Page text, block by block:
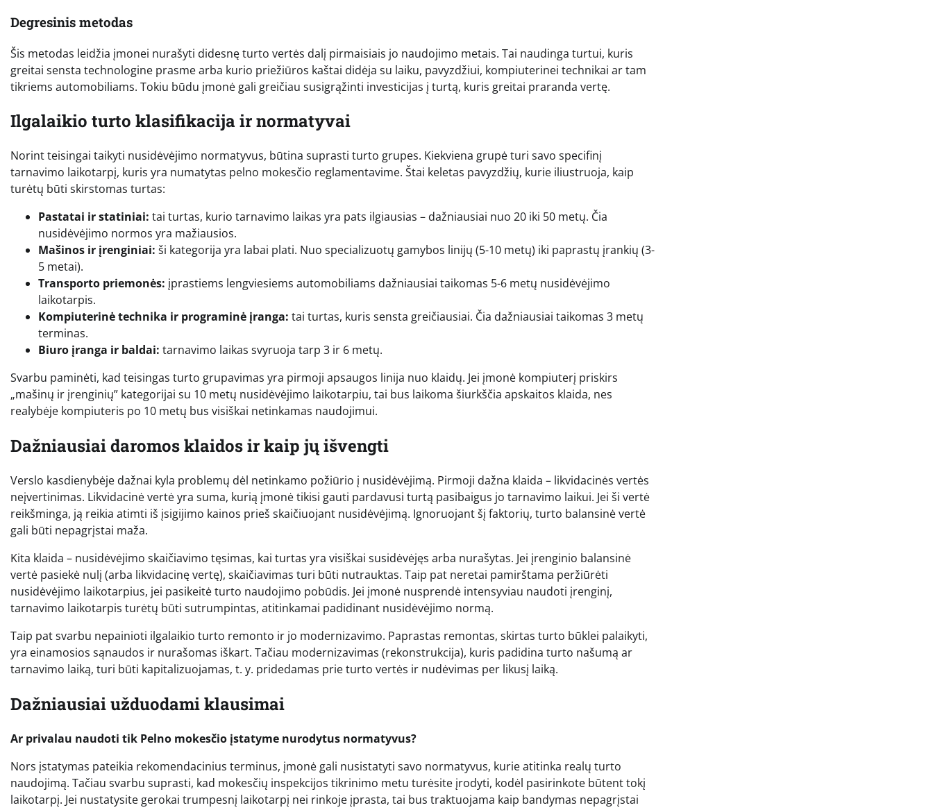
Degresinis metodas
Šis metodas leidžia įmonei nurašyti didesnę turto vertės dalį pirmaisiais jo naudojimo metais. Tai naudinga turtui, kuris
greitai sensta technologine prasme arba kurio priežiūros kaštai didėja su laiku, pavyzdžiui, kompiuterinei technikai ar tam
tikriems automobiliams. Tokiu būdu įmonė gali greičiau susigrąžinti investicijas į turtą, kuris greitai praranda vertę.
Ilgalaikio turto klasifikacija ir normatyvai
Norint teisingai taikyti nusidėvėjimo normatyvus, būtina suprasti turto grupes. Kiekviena grupė turi savo specifinį
tarnavimo laikotarpį, kuris yra numatytas pelno mokesčio reglamentavime. Štai keletas pavyzdžių, kurie iliustruoja, kaip
turėtų būti skirstomas turtas:
Pastatai ir statiniai: tai turtas, kurio tarnavimo laikas yra pats ilgiausias – dažniausiai nuo 20 iki 50 metų. Čia
nusidėvėjimo normos yra mažiausios.
Mašinos ir įrenginiai: ši kategorija yra labai plati. Nuo specializuotų gamybos linijų (5-10 metų) iki paprastų įrankių (3-
5 metai).
Transporto priemonės: įprastiems lengviesiems automobiliams dažniausiai taikomas 5-6 metų nusidėvėjimo
laikotarpis.
Kompiuterinė technika ir programinė įranga: tai turtas, kuris sensta greičiausiai. Čia dažniausiai taikomas 3 metų
terminas.
Biuro įranga ir baldai: tarnavimo laikas svyruoja tarp 3 ir 6 metų.
Svarbu paminėti, kad teisingas turto grupavimas yra pirmoji apsaugos linija nuo klaidų. Jei įmonė kompiuterį priskirs
„mašinų ir įrenginių” kategorijai su 10 metų nusidėvėjimo laikotarpiu, tai bus laikoma šiurkščia apskaitos klaida, nes
realybėje kompiuteris po 10 metų bus visiškai netinkamas naudojimui.
Dažniausiai daromos klaidos ir kaip jų išvengti
Verslo kasdienybėje dažnai kyla problemų dėl netinkamo požiūrio į nusidėvėjimą. Pirmoji dažna klaida – likvidacinės vertės
neįvertinimas. Likvidacinė vertė yra suma, kurią įmonė tikisi gauti pardavusi turtą pasibaigus jo tarnavimo laikui. Jei ši vertė
reikšminga, ją reikia atimti iš įsigijimo kainos prieš skaičiuojant nusidėvėjimą. Ignoruojant šį faktorių, turto balansinė vertė
gali būti nepagrįstai maža.
Kita klaida – nusidėvėjimo skaičiavimo tęsimas, kai turtas yra visiškai susidėvėjęs arba nurašytas. Jei įrenginio balansinė
vertė pasiekė nulį (arba likvidacinę vertę), skaičiavimas turi būti nutrauktas. Taip pat neretai pamirštama peržiūrėti
nusidėvėjimo laikotarpius, jei pasikeitė turto naudojimo pobūdis. Jei įmonė nusprendė intensyviau naudoti įrenginį,
tarnavimo laikotarpis turėtų būti sutrumpintas, atitinkamai padidinant nusidėvėjimo normą.
Taip pat svarbu nepainioti ilgalaikio turto remonto ir jo modernizavimo. Paprastas remontas, skirtas turto būklei palaikyti,
yra einamosios sąnaudos ir nurašomas iškart. Tačiau modernizavimas (rekonstrukcija), kuris padidina turto našumą ar
tarnavimo laiką, turi būti kapitalizuojamas, t. y. pridedamas prie turto vertės ir nudėvimas per likusį laiką.
Dažniausiai užduodami klausimai
Ar privalau naudoti tik Pelno mokesčio įstatyme nurodytus normatyvus?
Nors įstatymas pateikia rekomendacinius terminus, įmonė gali nusistatyti savo normatyvus, kurie atitinka realų turto
naudojimą. Tačiau svarbu suprasti, kad mokesčių inspekcijos tikrinimo metu turėsite įrodyti, kodėl pasirinkote būtent tokį
laikotarpį. Jei nustatysite gerokai trumpesnį laikotarpį nei rinkoje įprasta, tai bus traktuojama kaip bandymas nepagrįstai